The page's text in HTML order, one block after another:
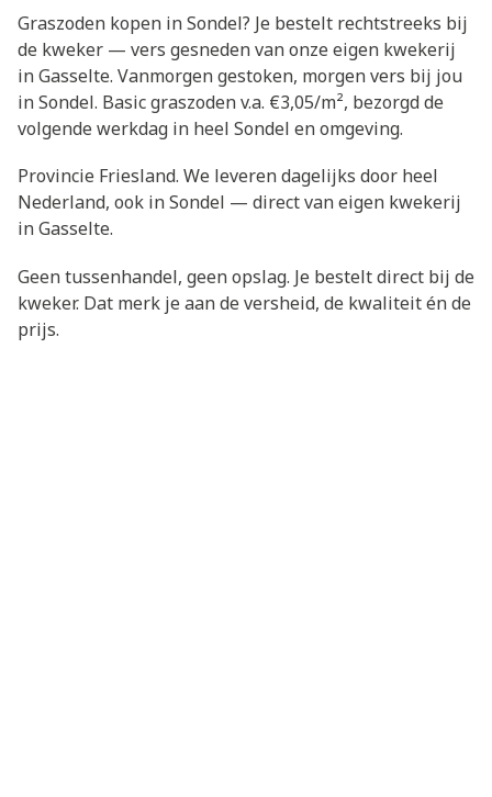
Graszoden kopen in Sondel? Je bestelt rechtstreeks bij
de kweker — vers gesneden van onze eigen kwekerij
in Gasselte. Vanmorgen gestoken, morgen vers bij jou
in Sondel. Basic graszoden v.a. €3,05/m², bezorgd de
volgende werkdag in heel Sondel en omgeving.
Provincie Friesland. We leveren dagelijks door heel
Nederland, ook in Sondel — direct van eigen kwekerij
in Gasselte.
Geen tussenhandel, geen opslag. Je bestelt direct bij de
kweker. Dat merk je aan de versheid, de kwaliteit én de
prijs.